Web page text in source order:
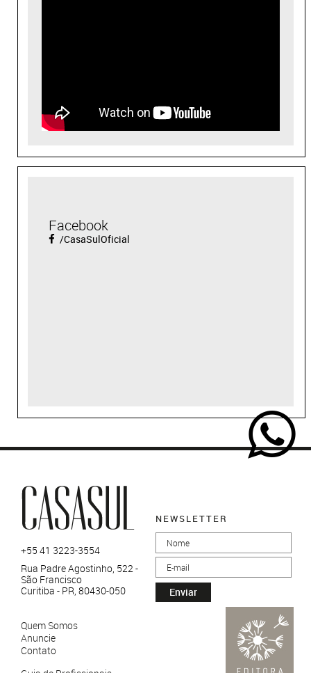
Facebook
/CasaSulOficial
+55 41 3223-3554
Rua Padre Agostinho, 522 -
São Francisco
Curitiba - PR, 80430-050
Quem Somos
Anuncie
Contato
NEWSLETTER
Enviar